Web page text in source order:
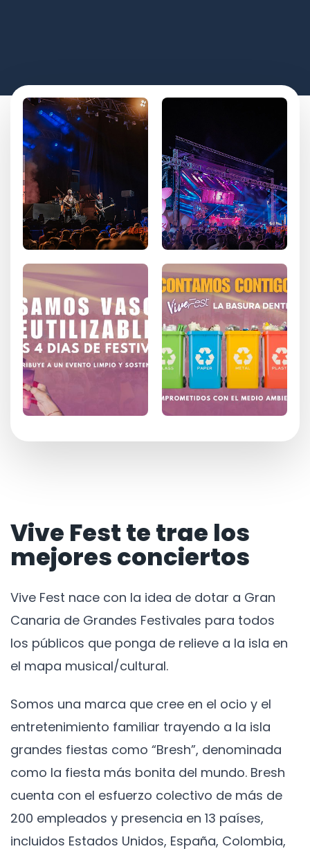
Vive Fest te trae los
mejores conciertos
Vive Fest nace con la idea de dotar a Gran
Canaria de Grandes Festivales para todos
los públicos que ponga de relieve a la isla en
el mapa musical/cultural.
Somos una marca que cree en el ocio y el
entretenimiento familiar trayendo a la isla
grandes fiestas como “Bresh”, denominada
como la fiesta más bonita del mundo. Bresh
cuenta con el esfuerzo colectivo de más de
200 empleados y presencia en 13 países,
incluidos Estados Unidos, España, Colombia,